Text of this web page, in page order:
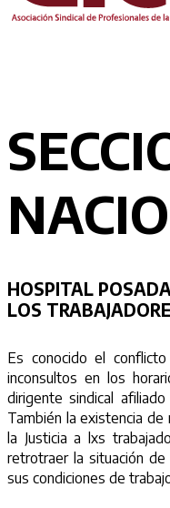
HOSPITAL
LOS
Es conocido el
inconsultos en los
dirigente sindical
También la existencia
la Justicia a lxs
retrotraer la situación
sus condiciones de